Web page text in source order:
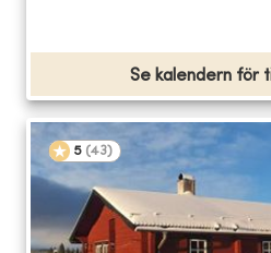
Se kalendern för
5 (43)